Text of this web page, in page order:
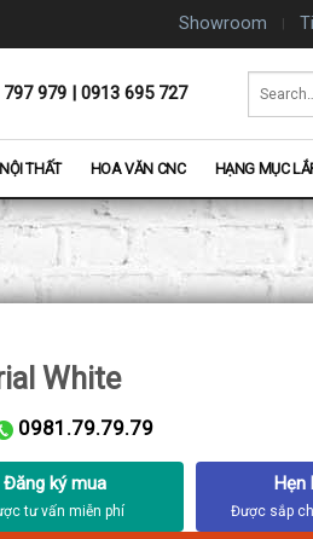
Showroom
979 | 0913 695 727
for:
THẤT HOA VĂN CNC HẠNG MỤC
White
0981.79.79.79
Đăng ký mua Hẹn